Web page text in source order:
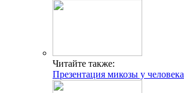
Читайте также:
Презентация микозы у человека